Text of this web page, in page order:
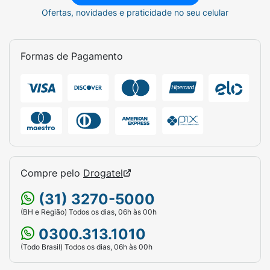
exclusivamenteOral. Utilize o copo dosador
quantidade exata do medicamento
recomendada para a sua faixa etária ou peso.
Seu uso pode trazer riscos. Leia a bula e
consulte um médico ou farmacêutico para
adequar a dosagem e o tempo de tratamento.
Contraindicado para crianças menores de 2
anos de idade.
Fabricante:Eurofarma.
Produto:V-Tosse.
Tipo de Medicamento:Fitoterápico (Xarope
Ofertas, novidades e praticidade no seu celular
Formas de Pagamento
Compre pelo Drogatel
(31) 3270-5000
(BH e Região) Todos os dias, 06h às 00h
0300.313.1010
(Todo Brasil) Todos os dias, 06h às 00h